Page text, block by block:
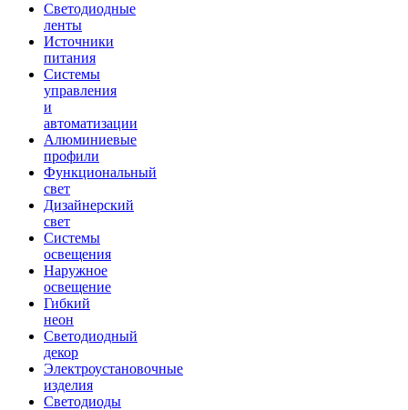
Светодиодные
ленты
Источники
питания
Системы
управления
и
автоматизации
Алюминиевые
профили
Функциональный
свет
Дизайнерский
свет
Системы
освещения
Наружное
освещение
Гибкий
неон
Светодиодный
декор
Электроустановочные
изделия
Светодиоды